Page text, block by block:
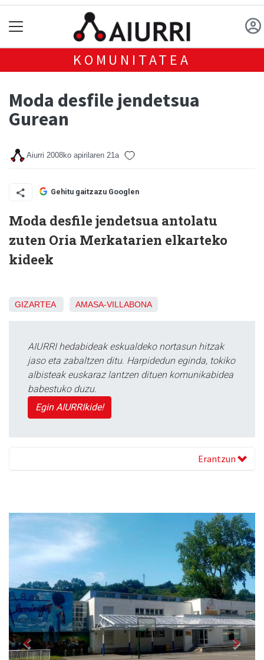
KOMUNITATEA
Moda desfile jendetsua
Gurean
Aiurri 2008ko apirilaren 21a
Gehitu gaitzazu Googlen
Moda desfile jendetsua antolatu
zuten Oria Merkatarien elkarteko
kideek
GIZARTEA AMASA-VILLABONA
AIURRI hedabideak eskualdeko nortasun hitzak
jaso eta zabaltzen ditu. Harpidedun eginda, tokiko
albisteak euskaraz lantzen dituen komunikabidea
babestuko duzu.
Egin AIURRIkide!
Erantzun
Previous Next